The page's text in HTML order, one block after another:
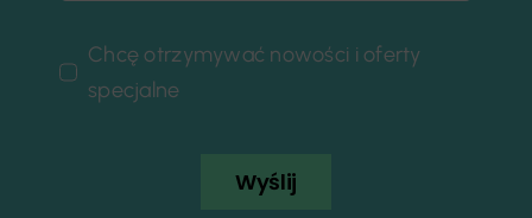
Chcę otrzymywać nowości i oferty
specjalne
Wyślij